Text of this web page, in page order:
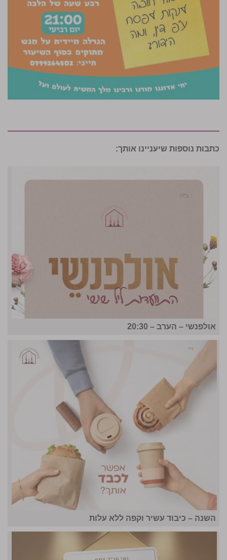
כתבות נוספות שיעניינו אותך:
אולפנשי – הערב – 20:30
השנה – כיבוד עשיר וקפה ללא עלות